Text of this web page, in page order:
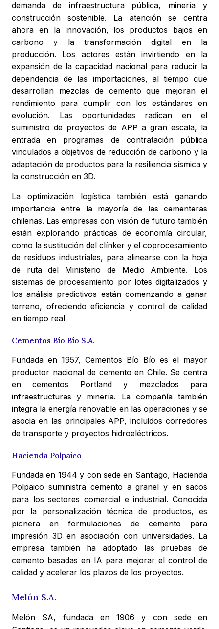
demanda de infraestructura pública, minería y
construcción sostenible. La atención se centra
ahora en la innovación, los productos bajos en
carbono y la transformación digital en la
producción. Los actores están invirtiendo en la
expansión de la capacidad nacional para reducir la
dependencia de las importaciones, al tiempo que
desarrollan mezclas de cemento que mejoran el
rendimiento para cumplir con los estándares en
evolución. Las oportunidades radican en el
suministro de proyectos de APP a gran escala, la
entrada en programas de contratación pública
vinculados a objetivos de reducción de carbono y la
adaptación de productos para la resiliencia sísmica y
la construcción en 3D.
La optimización logística también está ganando
importancia entre la mayoría de las cementeras
chilenas. Las empresas con visión de futuro también
están explorando prácticas de economía circular,
como la sustitución del clínker y el coprocesamiento
de residuos industriales, para alinearse con la hoja
de ruta del Ministerio de Medio Ambiente. Los
sistemas de procesamiento por lotes digitalizados y
los análisis predictivos están comenzando a ganar
terreno, ofreciendo eficiencia y control de calidad
en tiempo real.
Cementos Bío Bío S.A.
Fundada en 1957, Cementos Bío Bío es el mayor
productor nacional de cemento en Chile. Se centra
en cementos Portland y mezclados para
infraestructuras y minería. La compañía también
integra la energía renovable en las operaciones y se
asocia en las principales APP, incluidos corredores
de transporte y proyectos hidroeléctricos.
Hacienda Polpaico
Fundada en 1944 y con sede en Santiago, Hacienda
Polpaico suministra cemento a granel y en sacos
para los sectores comercial e industrial. Conocida
por la personalización técnica de productos, es
pionera en formulaciones de cemento para
impresión 3D en asociación con universidades. La
empresa también ha adoptado las pruebas de
cemento basadas en IA para mejorar el control de
calidad y acelerar los plazos de los proyectos.
Melón S.A.
Melón SA, fundada en 1906 y con sede en